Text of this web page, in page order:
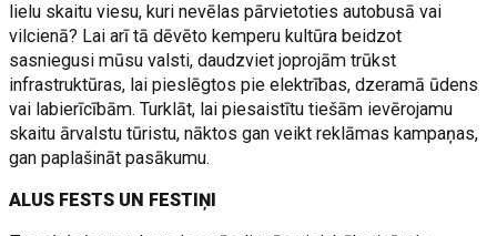
lielu skaitu viesu, kuri nevēlas pārvietoties autobusā vai
vilcienā? Lai arī tā dēvēto kemperu kultūra beidzot
sasniegusi mūsu valsti, daudzviet joprojām trūkst
infrastruktūras, lai pieslēgtos pie elektrības, dzeramā ūdens
vai labierīcībām. Turklāt, lai piesaistītu tiešām ievērojamu
skaitu ārvalstu tūristu, nāktos gan veikt reklāmas kampaņas,
gan paplašināt pasākumu.
ALUS FESTS UN FESTIŅI